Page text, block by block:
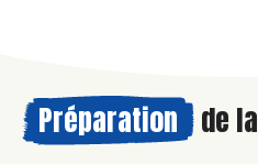
Préparation de la